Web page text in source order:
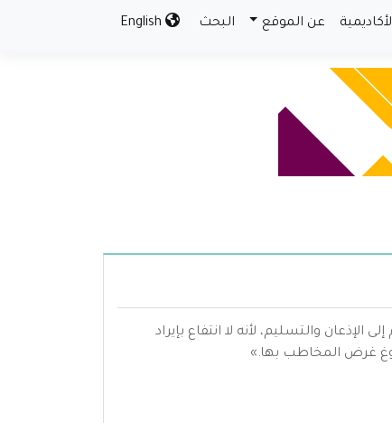
عن الموقع البحث
والتسليم، لأنه لا انتفاع بإيراد
غرض المخاطب بها.»